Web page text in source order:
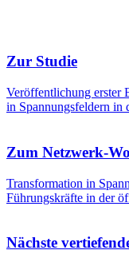
Zur Studie
Veröffentlichung erster
in Spannungsfeldern in
Zum Netzwerk-
Transformation in
Führungskräfte in der
Nächste